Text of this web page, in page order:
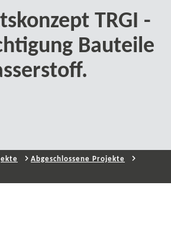
TRGI -
Bauteile
Abgeschlossene Projekte